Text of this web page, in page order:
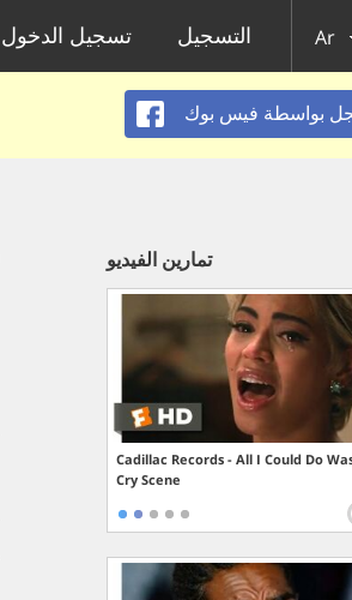
تسجيل الدخول التسجيل Ar
بواسطة فيس بوك
تمارين الفيديو
Cadillac Records - All I Could Do
Cry Scene